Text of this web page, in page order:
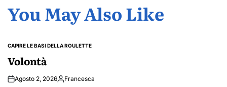
You May Also Like
POSTED
CAPIRE LE BASI DELLA ROULETTE
Volontà
Agosto 2, 2026PostedFrancesca